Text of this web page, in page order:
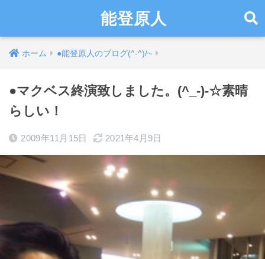
能登原人
ホーム ●能登原人のブログ(^-^)/~
●マクベス終演致しました。(^_-)-☆素晴
らしい！
2009年11月15日 2021年4月9日